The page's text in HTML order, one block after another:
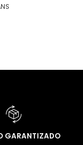
GARANTIZADO